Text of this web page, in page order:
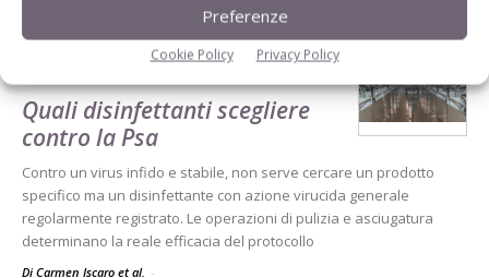
Preferenze
Cookie Policy Privacy Policy
20 Luglio 2026
Quali disinfettanti scegliere
contro la Psa
Contro un virus infido e stabile, non serve cercare un prodotto
specifico ma un disinfettante con azione virucida generale
regolarmente registrato. Le operazioni di pulizia e asciugatura
determinano la reale efficacia del protocollo
Di Carmen Iscaro et al. -